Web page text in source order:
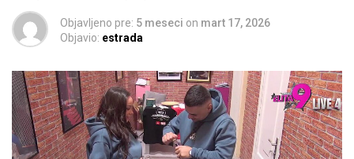
Objavljeno pre: 5 meseci on mart 17, 2026
Objavio: estrada